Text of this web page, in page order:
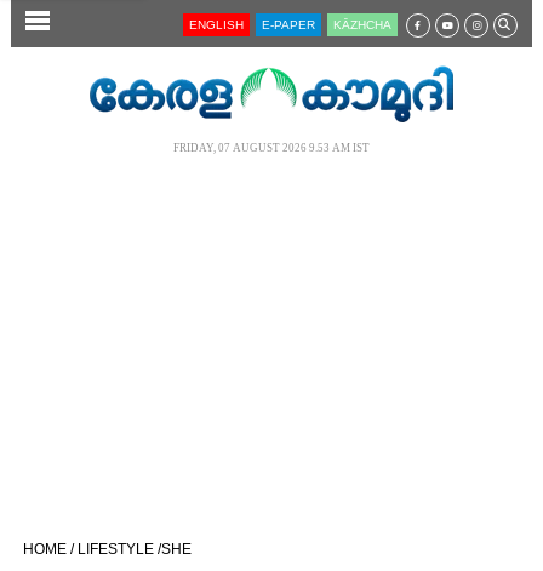
SECTIONS ENGLISH E-PAPER KĀZHCHA
FRIDAY, 07 AUGUST 2026 9.53 AM IST
HOME / LIFESTYLE /SHE